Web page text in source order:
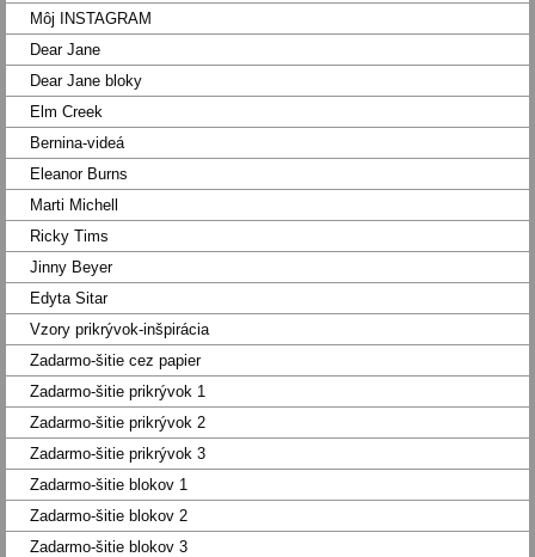
Môj INSTAGRAM
Dear Jane
Dear Jane bloky
Elm Creek
Bernina-videá
Eleanor Burns
Marti Michell
Ricky Tims
Jinny Beyer
Edyta Sitar
Vzory prikrývok-inšpirácia
Zadarmo-šitie cez papier
Zadarmo-šitie prikrývok 1
Zadarmo-šitie prikrývok 2
Zadarmo-šitie prikrývok 3
Zadarmo-šitie blokov 1
Zadarmo-šitie blokov 2
Zadarmo-šitie blokov 3